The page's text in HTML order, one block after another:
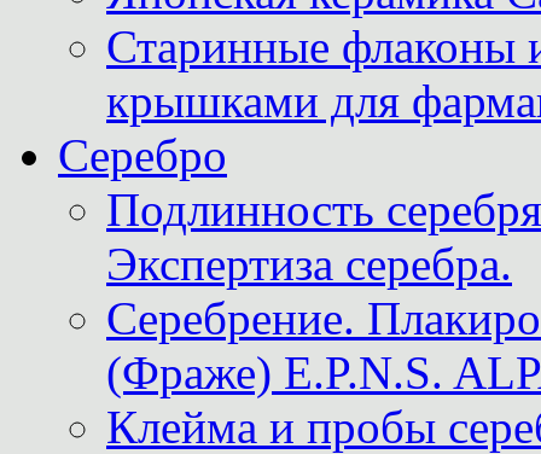
Старинные флаконы
крышками для
Серебро
Подлинность
Экспертиза серебра.
Серебрение.
(Фраже) E.P.N.S.
Клейма и пробы